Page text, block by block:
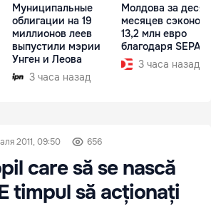
Муниципальные
облигации на 19
миллионов леев
выпустили мэрии
Унген и Леова
3 часа назад
Молдова за
месяцев
13,2 млн евро
благодаря SEPA
3 часа назад
2011, 09:50 656
care să se nască
E timpul să acționați